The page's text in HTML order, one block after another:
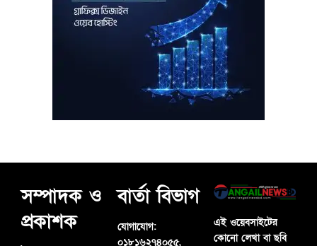
সম্পাদক ও
প্রকাশক
বার্তা বিভাগ
যোগাযোগ:
০১৮১৬২৭৪০৫৫,
এই ওয়েবসাইটের
কোনো লেখা বা ছবি